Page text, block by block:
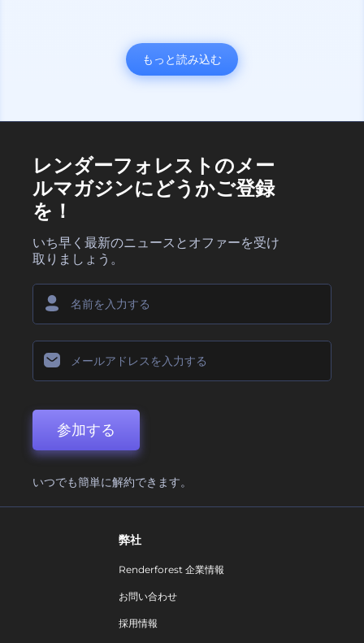
もっと読み込む
レンダーフォレストのメー
ルマガジンにどうかご登録
を！
いち早く最新のニュースとオファーを受け
取りましょう。
参加する
いつでも簡単に解約できます。
弊社
Renderforest 企業情報
お問い合わせ
採用情報